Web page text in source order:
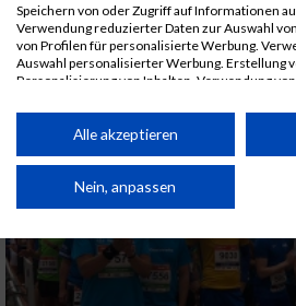
Speichern von oder Zugriff auf Informationen
Verwendung reduzierter Daten zur Auswahl
von Profilen für personalisierte Werbung.
Auswahl personalisierter Werbung. Erstellung
Personalisierung von Inhalten. Verwendung
Performance von Inhalten. Analyse von
Kombinationen von Daten aus verschiedenen
von Inhalten.
Daten können außerhalb der Europäischen
Website/App.
Partnerliste anzeigen (1 IAB-Anbieter)
Alle akzeptieren
Nein, anpassen